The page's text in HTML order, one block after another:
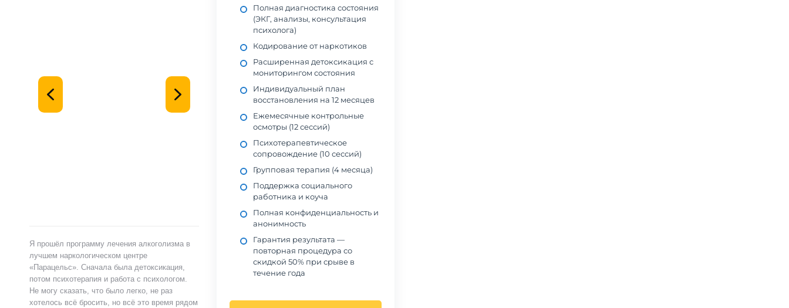
Я прошёл программу лечения алкоголизма в
лучшем наркологическом центре
«Парацельс». Сначала была детоксикация,
потом психотерапия и работа с психологом.
Не могу сказать, что было легко, не раз
хотелось всё бросить, но всё это время рядом
Полная диагностика состояния
(ЭКГ, анализы, консультация
психолога)
Кодирование от наркотиков
Расширенная детоксикация с
мониторингом состояния
Индивидуальный план
восстановления на 12 месяцев
Ежемесячные контрольные
осмотры (12 сессий)
Психотерапевтическое
сопровождение (10 сессий)
Групповая терапия (4 месяца)
Поддержка социального
работника и коуча
Полная конфиденциальность и
анонимность
Гарантия результата —
повторная процедура со
скидкой 50% при срыве в
течение года